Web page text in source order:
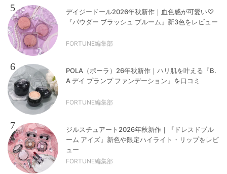
5
デイジードール2026年秋新作｜血色感が可愛い♡
『パウダー ブラッシュ ブルーム』新3色をレビュー
FORTUNE編集部
6
POLA（ポーラ）26年秋新作｜ハリ肌を叶える『B.
A デイ プランプ ファンデーション』を口コミ
FORTUNE編集部
7
ジルスチュアート2026年秋新作｜『ドレスドブル
ーム アイズ』新色や限定ハイライト・リップをレビ
ュー
FORTUNE編集部